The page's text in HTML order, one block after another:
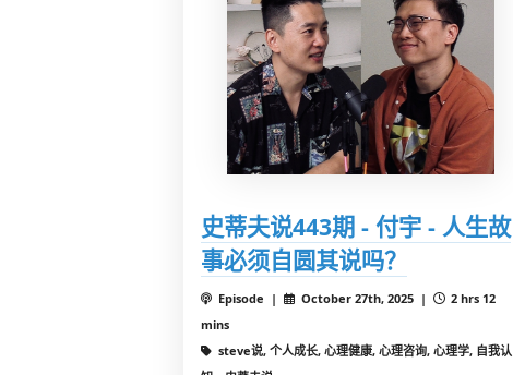
史蒂夫说443期 - 付宇 - 人生故
事必须自圆其说吗？
Episode | October 27th, 2025 |
2 hrs 12
mins
steve说, 个人成长, 心理健康, 心理咨询, 心理学, 自我认